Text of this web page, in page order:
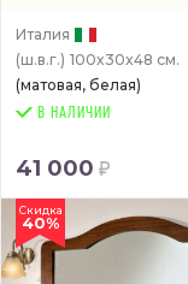
Италия
(ш.в.г.) 100x30x48 см.
(матовая, белая)
В НАЛИЧИИ
41 000
Скидка
40%